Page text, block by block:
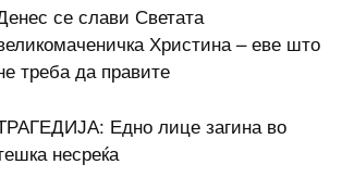
се слави Светата
Христина – еве што
треба да правите
Едно лице загина во
несреќа